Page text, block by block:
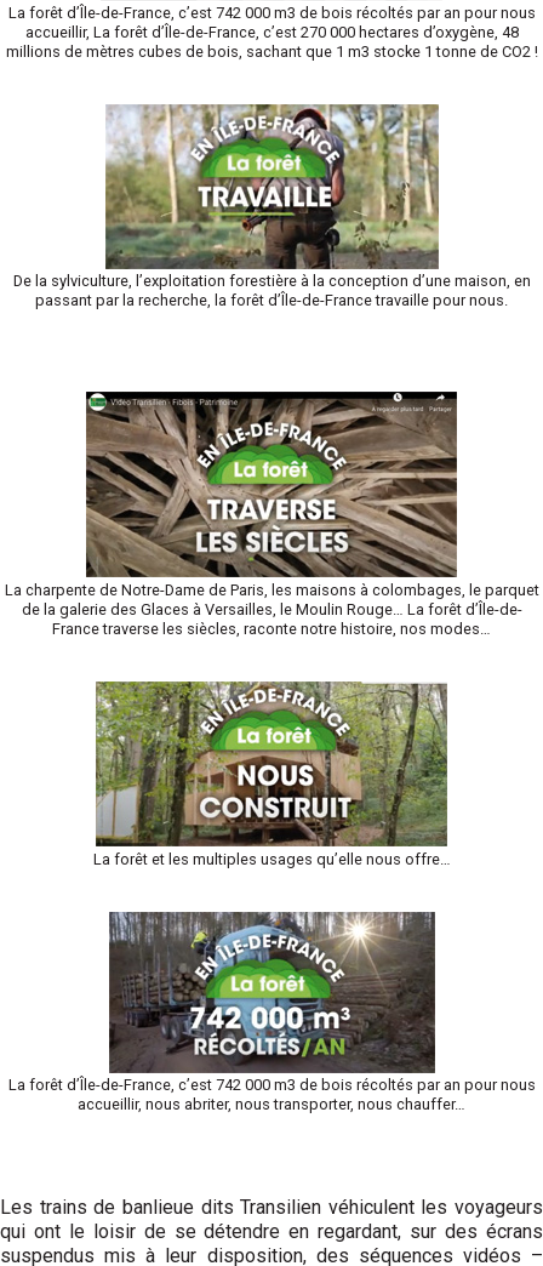
La forêt d’Île-de-France, c’est 742 000 m3 de bois récoltés par an pour nous
accueillir, La forêt d’Île-de-France, c’est 270 000 hectares d’oxygène, 48
millions de mètres cubes de bois, sachant que 1 m3 stocke 1 tonne de CO2 !
De la sylviculture, l’exploitation forestière à la conception d’une maison, en
passant par la recherche, la forêt d’Île-de-France travaille pour nous.
La charpente de Notre-Dame de Paris, les maisons à colombages, le parquet
de la galerie des Glaces à Versailles, le Moulin Rouge… La forêt d’Île-de-
France traverse les siècles, raconte notre histoire, nos modes…
La forêt et les multiples usages qu’elle nous offre…
La forêt d’Île-de-France, c’est 742 000 m3 de bois récoltés par an pour nous
accueillir, nous abriter, nous transporter, nous chauffer…
Les trains de banlieue dits Transilien véhiculent les voyageurs
qui ont le loisir de se détendre en regardant, sur des écrans
suspendus mis à leur disposition, des séquences vidéos –